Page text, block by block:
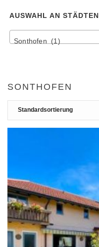
SONTHOFEN
AUSWAHL AN STÄDTEN
Sonthofen (1)